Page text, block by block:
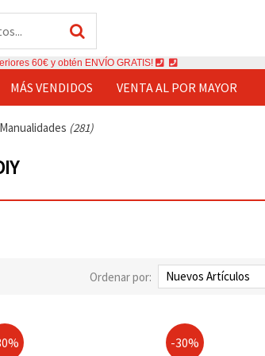
60€ y obtén ENVÍO GRATIS!
MÁS VENDIDOS VENTA AL POR MAYOR
(281)
Ordenar por:
-30%